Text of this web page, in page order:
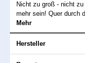
Nicht zu groß - nicht
mehr sein! Quer durch
Mehr
Hersteller